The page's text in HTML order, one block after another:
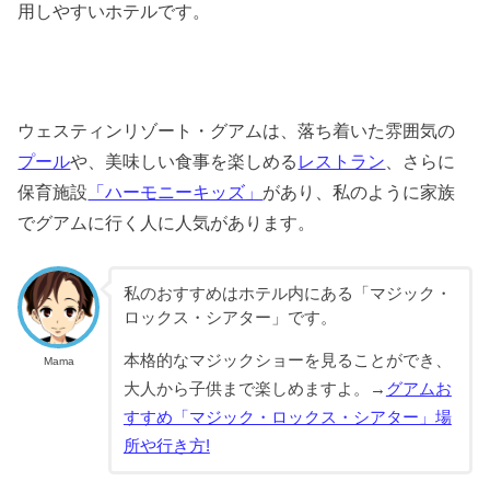
用しやすいホテルです。
ウェスティンリゾート・グアムは、落ち着いた雰囲気の
プールや、美味しい食事を楽しめる レストラン 、さらに
保育施設 「ハーモニーキッズ」 があり、私のように家族
でグアムに行く人に人気があります。
Mama
私のおすすめはホテル内にある「マジック・
ロックス・シアター」です。
本格的なマジックショーを見ることができ、
大人から子供まで楽しめますよ。→ グアムお
すすめ「マジック・ロックス・シアター」場
所や行き方!